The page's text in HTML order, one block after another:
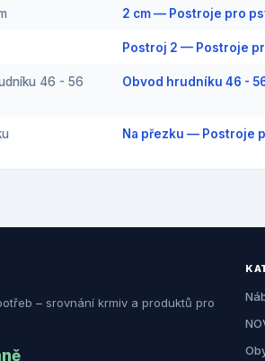
2 cm — Postroje pro
Postroj 2 — Postroje
46 - 56
Obvod hrudníku 46 -
Na přezku — Postroje
– srovnání krmiv a produktů pro